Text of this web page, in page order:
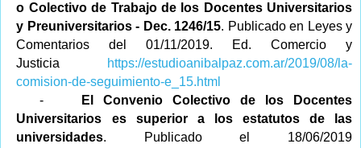
o Colectivo de Trabajo de los Docentes Universitarios
y Preuniversitarios - Dec. 1246/15. Publicado en Leyes y
Comentarios del 01/11/2019. Ed. Comercio y
Justicia
https://estudioanibalpaz.com.ar/2019/08/la-
comision-de-seguimiento-e_15.html
-
El Convenio Colectivo de los Docentes
Universitarios es superior a los estatutos de las
universidades. Publicado el 18/06/2019